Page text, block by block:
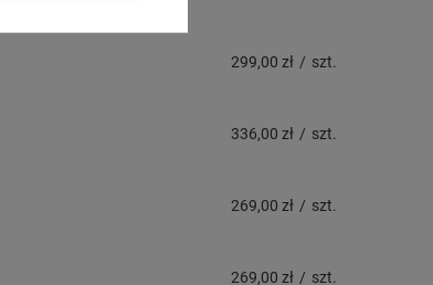
299,00 zł / szt.
336,00 zł / szt.
269,00 zł / szt.
269,00 zł / szt.